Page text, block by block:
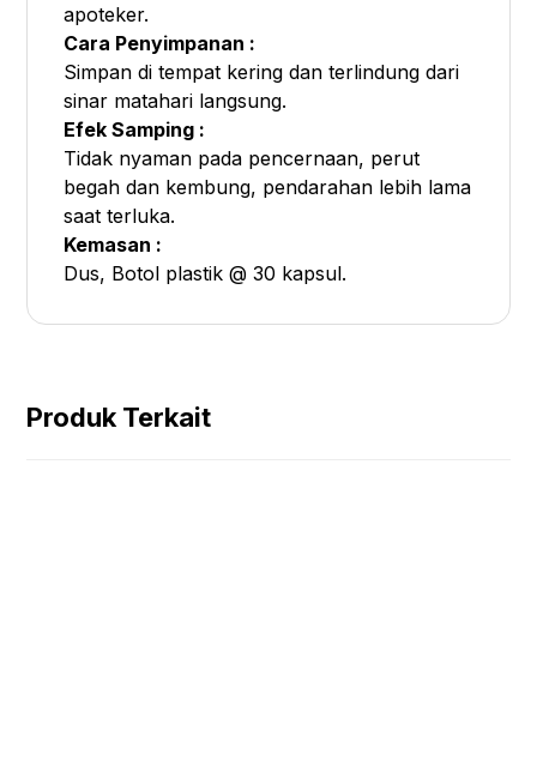
apoteker.
Cara Penyimpanan :
Simpan di tempat kering dan terlindung dari
sinar matahari langsung.
Efek Samping :
Tidak nyaman pada pencernaan, perut
begah dan kembung, pendarahan lebih lama
saat terluka.
Kemasan :
Dus, Botol plastik @ 30 kapsul.
Produk Terkait